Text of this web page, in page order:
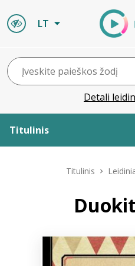
LT
Detali
Titulinis
Naujienos
Titulinis